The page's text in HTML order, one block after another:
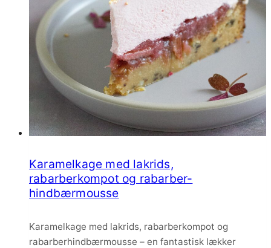
Karamelkage med lakrids,
rabarberkompot og rabarber-
hindbærmousse
Karamelkage med lakrids, rabarberkompot og
rabarberhindbærmousse – en fantastisk lækker